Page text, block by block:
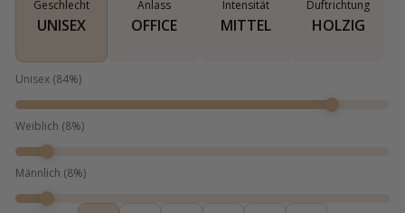
Geschlecht
UNISEX
Anlass
OFFICE
Intensität
MITTEL
Duftrichtung
HOLZIG
Unisex (84%)
Weiblich (8%)
Männlich (8%)